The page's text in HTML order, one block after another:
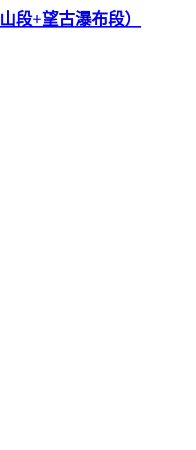
段+望古瀑布段）